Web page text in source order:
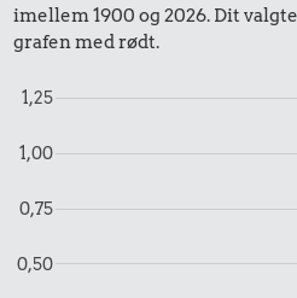
imellem 1900 og 2026. Dit
grafen med rødt.
0,50
0,75
1,00
1,25